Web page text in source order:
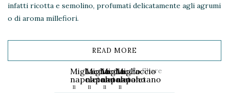
infatti ricotta e semolino, profumati delicatamente agli agrumi
o di aroma millefiori.
READ MORE
Share
Migliaccio
napoletano
Il
Migliaccio
napoletano
Il
Migliaccio
napoletano
Il
Migliaccio
napoletano
Il